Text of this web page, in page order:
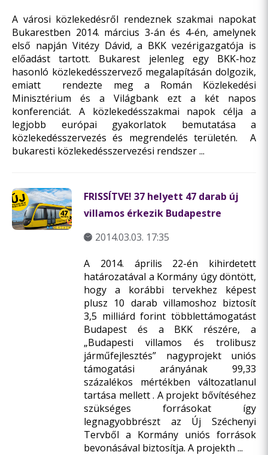
A városi közlekedésről rendeznek szakmai napokat
Bukarestben 2014. március 3-án és 4-én, amelynek
első napján Vitézy Dávid, a BKK vezérigazgatója is
előadást tartott. Bukarest jelenleg egy BKK-hoz
hasonló közlekedésszervező megalapításán dolgozik,
emiatt rendezte meg a Román Közlekedési
Minisztérium és a Világbank ezt a két napos
konferenciát. A közlekedésszakmai napok célja a
legjobb európai gyakorlatok bemutatása a
közlekedésszervezés és megrendelés területén. A
bukaresti közlekedésszervezési rendszer ...
FRISSÍTVE! 37 helyett 47 darab új
villamos érkezik Budapestre
2014.03.03. 17:35
A 2014. április 22-én kihirdetett
határozatával a Kormány úgy döntött,
hogy a korábbi tervekhez képest
plusz 10 darab villamoshoz biztosít
3,5 milliárd forint többlettámogatást
Budapest és a BKK részére, a
„Budapesti villamos és trolibusz
járműfejlesztés” nagyprojekt uniós
támogatási arányának 99,33
százalékos mértékben változatlanul
tartása mellett . A projekt bővítéséhez
szükséges forrásokat így
legnagyobbrészt az Új Széchenyi
Tervből a Kormány uniós források
bevonásával biztosítja. A projekth ...